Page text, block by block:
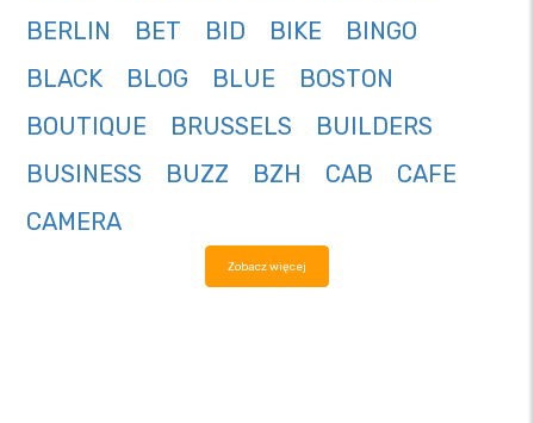
BERLIN
BET BID BIKE
BINGO
BLACK
BLOG BLUE
BOSTON
BOUTIQUE
BRUSSELS
BUILDERS
BUSINESS
BUZZ BZH CAB
CAFE
CAMERA
Zobacz więcej